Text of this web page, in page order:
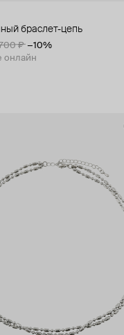
браслет-цепь
₽ −10%
онлайн